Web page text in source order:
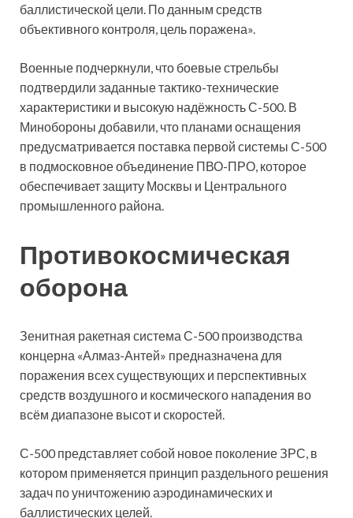
баллистической цели. По данным средств
объективного контроля, цель поражена».
Военные подчеркнули, что боевые стрельбы
подтвердили заданные тактико-технические
характеристики и высокую надёжность С-500. В
Минобороны добавили, что планами оснащения
предусматривается поставка первой системы С-500
в подмосковное объединение ПВО-ПРО, которое
обеспечивает защиту Москвы и Центрального
промышленного района.
Противокосмическая
оборона
Зенитная ракетная система С-500 производства
концерна «Алмаз-Антей» предназначена для
поражения всех существующих и перспективных
средств воздушного и космического нападения во
всём диапазоне высот и скоростей.
С-500 представляет собой новое поколение ЗРС, в
котором применяется принцип раздельного решения
задач по уничтожению аэродинамических и
баллистических целей.